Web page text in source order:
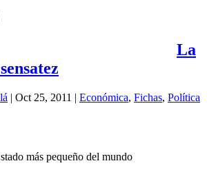
La
| Oct 25, 2011 | Económica, Fichas, Política
más pequeño del mundo